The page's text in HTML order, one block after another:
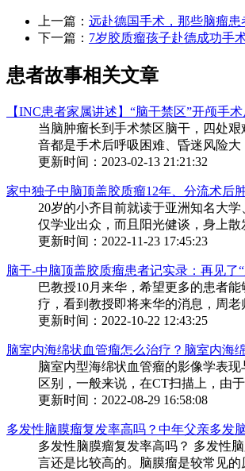
上一篇： 远赴德国手术，那些脑瘤患
下一篇： 7岁胶质瘤孩子赴德成功手
患者故事相关文章
【INC患者家属讲述】“脑干禁区”开颅手
当脑肿瘤长到手术禁区脑干，四处
音都是手术后呼吸困难、昏迷风险大
更新时间：2023-02-13 21:21:32
家中独子中脑顶盖胶质瘤12年、分流术后
20岁的小齐目前就读于亚洲知名大
仅学业出众，而且阳光健谈，身上散
更新时间：2022-11-23 17:45:23
脑干-中脑顶盖胶质瘤患者记实录：再见了
巴教授10月来华，希望更多的患者
疗，看到教授即将来华的消息，周老
更新时间：2022-10-22 12:43:25
脑室内海绵状血管瘤怎么治疗？脑室内海
脑室内型海绵状血管瘤的影像学表
区别，一般来说，在CT扫描上，由
更新时间：2022-08-29 16:58:08
多发性脑膜瘤复发率高吗？中年父亲多发
多发性脑膜瘤复发率高吗？ 多发性
言还是比较高的。脑膜瘤是较常见的